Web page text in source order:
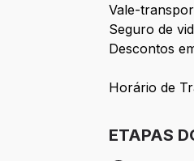
Vale-
Seguro de
Descontos
Horário de
ETAPAS